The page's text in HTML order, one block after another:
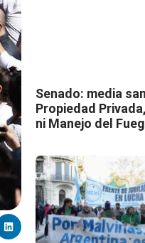
Senado: media
Propiedad
ni Manejo del